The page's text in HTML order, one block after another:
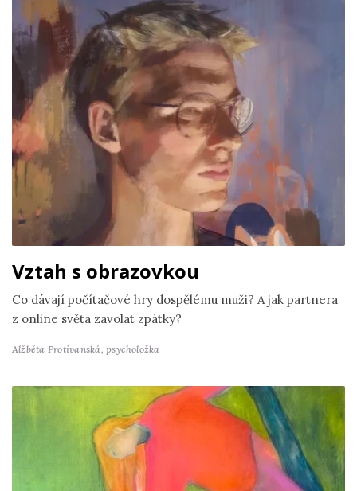
Vztah s obrazovkou
Co dávají počítačové hry dospělému muži? A jak partnera
z online světa zavolat zpátky?
Alžběta Protivanská,psycholožka